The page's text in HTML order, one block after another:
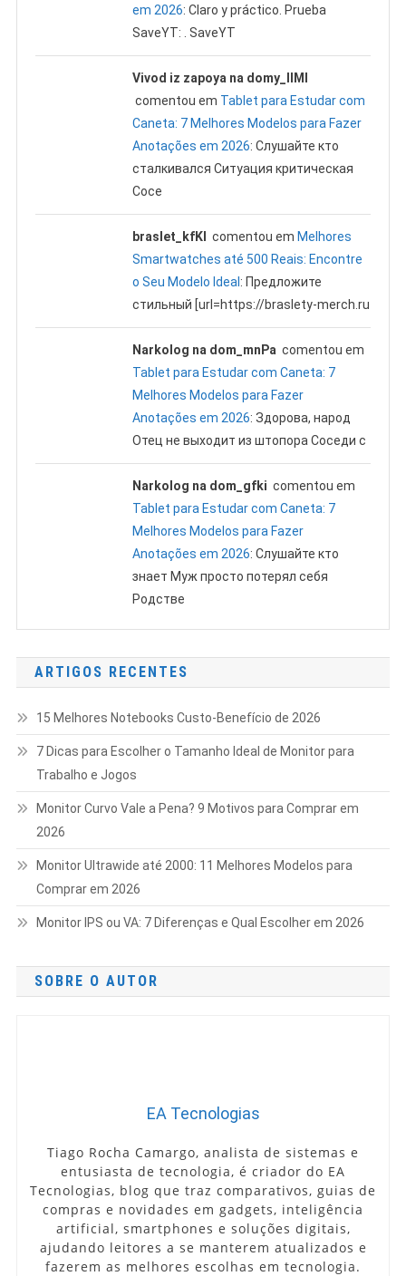
em 2026: Claro y práctico. Prueba
SaveYT: . SaveYT
Vivod iz zapoya na domy_llMl
comentou em Tablet para Estudar com
Caneta: 7 Melhores Modelos para Fazer
Anotações em 2026: Слушайте кто
сталкивался Ситуация критическая
Сосе
braslet_kfKl comentou emMelhores
Smartwatches até 500 Reais: Encontre
o Seu Modelo Ideal: Предложите
стильный [url=https://braslety-merch.ru
Narkolog na dom_mnPa comentou em
Tablet para Estudar com Caneta: 7
Melhores Modelos para Fazer
Anotações em 2026: Здорова, народ
Отец не выходит из штопора Соседи с
Narkolog na dom_gfki comentou em
Tablet para Estudar com Caneta: 7
Melhores Modelos para Fazer
Anotações em 2026: Слушайте кто
знает Муж просто потерял себя
Родстве
ARTIGOS RECENTES
15 Melhores Notebooks Custo-Benefício de 2026
7 Dicas para Escolher o Tamanho Ideal de Monitor para
Trabalho e Jogos
Monitor Curvo Vale a Pena? 9 Motivos para Comprar em
2026
Monitor Ultrawide até 2000: 11 Melhores Modelos para
Comprar em 2026
Monitor IPS ou VA: 7 Diferenças e Qual Escolher em 2026
SOBRE O AUTOR
EA Tecnologias
Tiago Rocha Camargo, analista de sistemas e
entusiasta de tecnologia, é criador do EA
Tecnologias, blog que traz comparativos, guias de
compras e novidades em gadgets, inteligência
artificial, smartphones e soluções digitais,
ajudando leitores a se manterem atualizados e
fazerem as melhores escolhas em tecnologia.